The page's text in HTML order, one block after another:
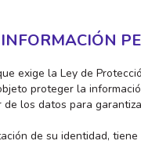
exige la Ley de
proteger la
los datos para
de su identidad,